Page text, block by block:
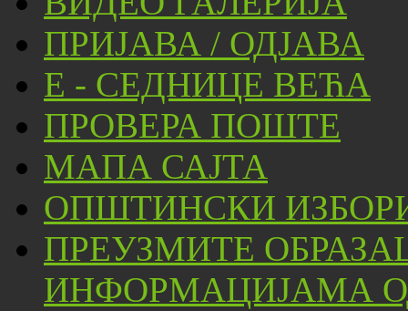
ПРИЈАВА / ОДЈАВА
Е - СЕДНИЦЕ ВЕЋА
ПРОВЕРА ПОШТЕ
МАПА САЈТА
ОПШТИНСКИ
ПРЕУЗМИТЕ
ИНФОРМАЦИЈАМА